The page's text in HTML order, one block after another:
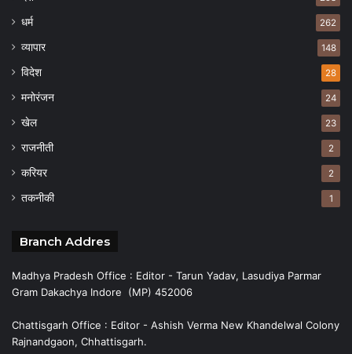
धर्म 262
व्यापार 148
विदेश 28
मनोरंजन 24
खेल 23
राजनीती 2
करियर 2
तकनीकी 1
Branch Addres
Madhya Pradesh Office : Editor - Tarun Yadav, Lasudiya Parmar
Gram Dakachya Indore (MP) 452006
Chattisgarh Office : Editor - Ashish Verma New Khandelwal Colony
Rajnandgaon, Chhattisgarh.